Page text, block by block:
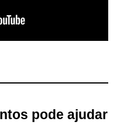
pode ajudar